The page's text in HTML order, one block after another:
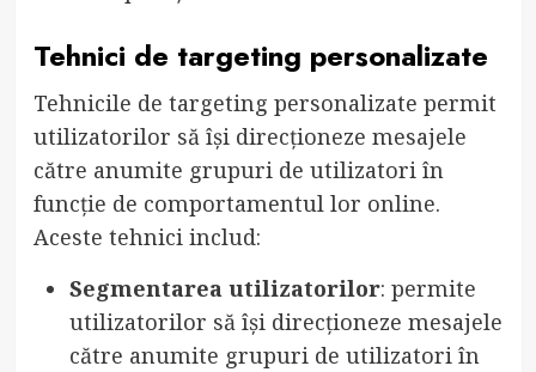
Tehnici de targeting personalizate
Tehnicile de targeting personalizate permit
utilizatorilor să își direcționeze mesajele
către anumite grupuri de utilizatori în
funcție de comportamentul lor online.
Aceste tehnici includ:
Segmentarea utilizatorilor: permite
utilizatorilor să își direcționeze mesajele
către anumite grupuri de utilizatori în